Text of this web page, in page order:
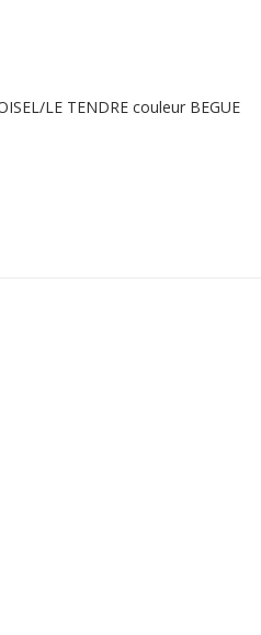
LE TENDRE couleur BEGUE